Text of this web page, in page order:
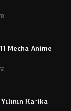
Mecha Anime
Harika